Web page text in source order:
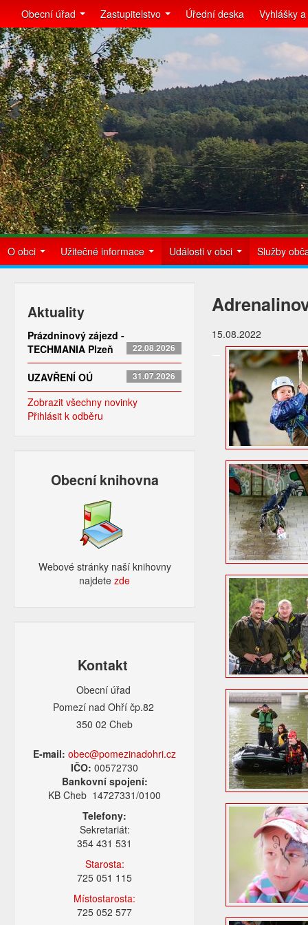
Obecní úřad Zastupitelstvo Úřední deska Vyhlášky
O obci Užitečné informace Události v obci Služby
Aktuality
Prázdninový zájezd -
TECHMANIA Plzeň
22.08.2026
UZAVŘENÍ OÚ 31.07.2026
Zobrazit všechny novinky
Přihlásit k odběru
Obecní knihovna
Webové stránky naší knihovny
najdetezde​
Kontakt
Obecní úřad
Pomezí nad Ohří čp.82
350 02 Cheb
E-mail: obec@pomezinadohri.cz
IČO:00572730
Bankovní spojení:
KB Cheb 14727331/0100
Telefony:
Sekretariát:
354 431 531
Starosta:
725 051 115
Místostarosta:
725 052 577
15.08.2022